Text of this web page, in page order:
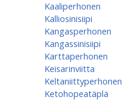
Kaaliperhonen
Kalliosinisiipi
Kangasperhonen
Kangassinisiipi
Karttaperhonen
Keisarinviitta
Keltaniittyperhonen
Ketohopeatäplä